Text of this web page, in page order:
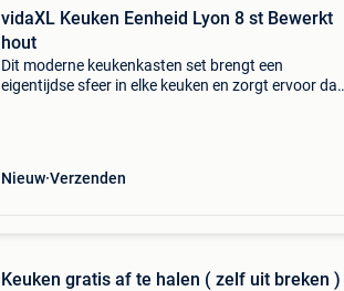
vidaXL Keuken Eenheid Lyon 8 st Bewerkt
hout
Dit moderne keukenkasten set brengt een
eigentijdse sfeer in elke keuken en zorgt ervoor dat
Nieuw Verzenden
Keuken gratis af te halen ( zelf uit breken )